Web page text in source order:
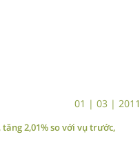
01 | 03 | 2011
2,01% so với vụ trước,